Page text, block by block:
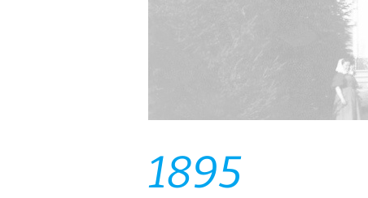
1895